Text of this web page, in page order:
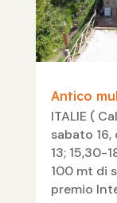
Antico
ITALIE (
sabato
13; 15,30-
100 mt di
premio